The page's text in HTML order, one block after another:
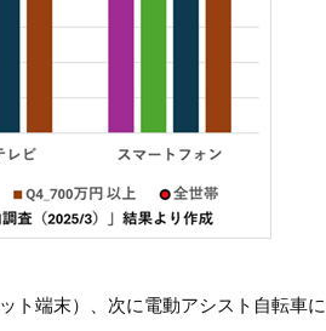
ト端末）、次に電動アシスト自転車に